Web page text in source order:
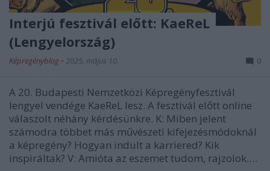
Interjú fesztivál előtt: KaeReL
(Lengyelország)
Képregényblog • 2025. május 10. 0
A 20. Budapesti Nemzetközi Képregényfesztivál
lengyel vendége KaeReL lesz. A fesztivál előtt online
válaszolt néhány kérdésünkre. K: Miben jelent
számodra többet más művészeti kifejezésmódoknál
a képregény? Hogyan indult a karriered? Kik
inspiráltak? V: Amióta az eszemet tudom, rajzolok.…